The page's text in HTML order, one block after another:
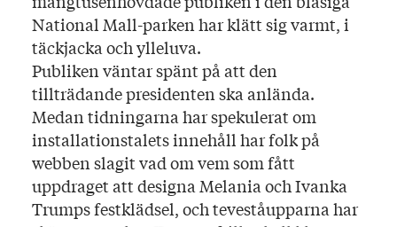
National Mall-parken har klätt sig varmt, i
täckjacka och ylleluva.
Publiken väntar spänt på att den
tillträdande presidenten ska anlända.
Medan tidningarna har spekulerat om
installationstalets innehåll har folk på
webben slagit vad om vem som fått
uppdraget att designa Melania och Ivanka
Trumps festklädsel, och teveståupparna har